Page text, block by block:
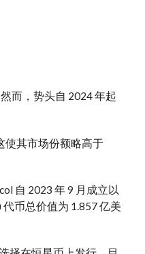
而， 势头自 2024 年起
使其市场份额略高于
自 2023 年 9 月成立以
代币总价值为 1.857 亿美